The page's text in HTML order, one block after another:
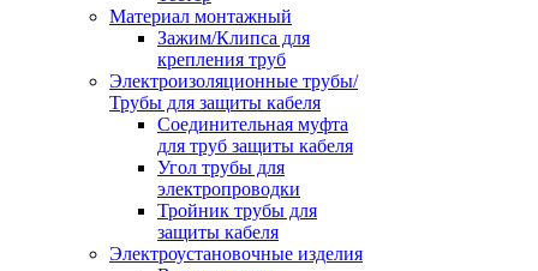
Материал монтажный
Зажим/Клипса для
крепления труб
Электроизоляционные трубы/
Трубы для защиты кабеля
Соединительная муфта
для труб защиты кабеля
Угол трубы для
электропроводки
Тройник трубы для
защиты кабеля
Электроустановочные изделия